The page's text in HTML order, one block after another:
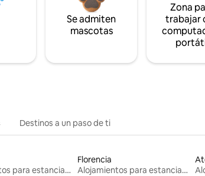
Se admiten
mascotas
Zona
trabajar
Destinos a un paso de ti
Alojamientos para estancias largas
Florencia
Alojamientos para estancias largas